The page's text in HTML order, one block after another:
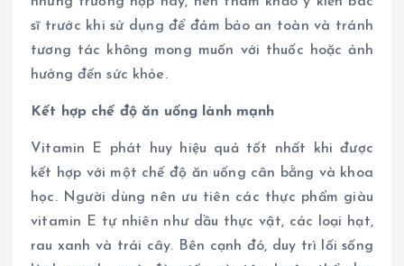
sĩ trước khi sử dụng để đảm bảo an toàn và tránh
tương tác không mong muốn với thuốc hoặc ảnh
hưởng đến sức khỏe.
Kết hợp chế độ ăn uống lành mạnh
Vitamin E phát huy hiệu quả tốt nhất khi được
kết hợp với một chế độ ăn uống cân bằng và khoa
học. Người dùng nên ưu tiên các thực phẩm giàu
vitamin E tự nhiên như dầu thực vật, các loại hạt,
rau xanh và trái cây. Bên cạnh đó, duy trì lối sống